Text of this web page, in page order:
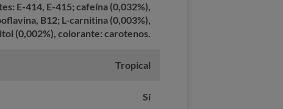
E-414, E-415; cafeína (0,032%),
B12; L-carnitina (0,003%),
(0,002%), colorante: carotenos.
Tropical
Sí